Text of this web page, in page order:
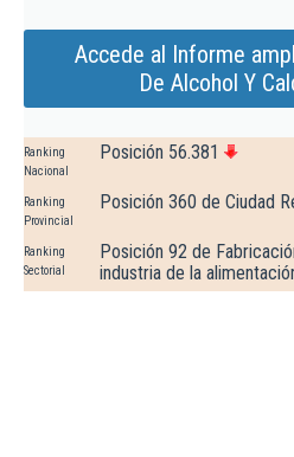
Accede al Informe
De Alcohol Y
Ranking
Nacional
Posición 56.381
Ranking
Provincial
Posición 360 de Ciudad
Ranking
Sectorial
Posición 92 de
industria de la